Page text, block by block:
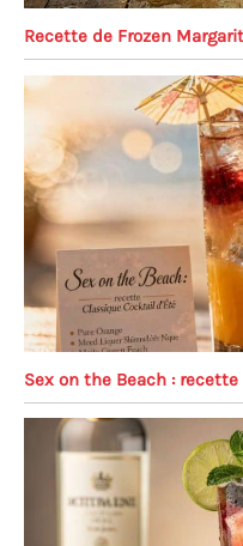
Recette de Frozen
Sex on the Beach :